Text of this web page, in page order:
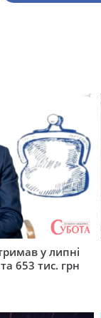
у липні
653 тис. грн